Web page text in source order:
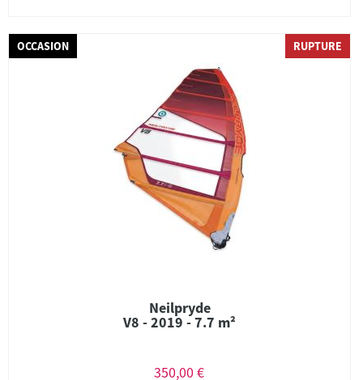
OCCASION RUPTURE
Neilpryde
V8 - 2019 - 7.7 m²
350,00 €